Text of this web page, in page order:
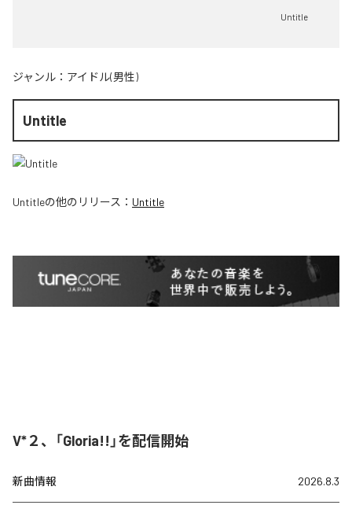
Untitle
ジャンル： アイドル(男性)
Untitle
Untitleの他のリリース： Untitle
V*２、「Gloria!!」を配信開始
新曲情報 2026.8.3